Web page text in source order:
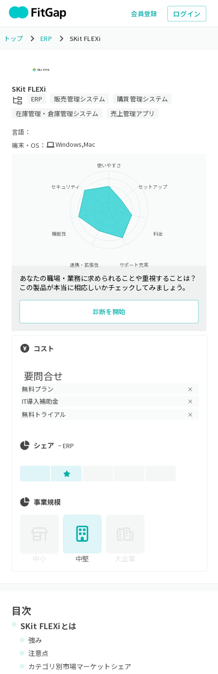
会員登録 ログイン
トップ ERP SKit FLEXi
SKit FLEXi
ERP 販売管理システム
購買管理システム
在庫管理・倉庫管理システム
売上管理アプリ
言語：
端末・OS：
Windows,Mac
使いやすさ
セットアップ
料金
サポート充実
連携・拡張性
機能性
セキュリティ
あなたの職場・業務に求められることや重視することは？
この製品が本当に相応しいかチェックしてみましょう。
診断を開始
コスト
要問合せ
無料プラン ×
IT導入補助金 ×
無料トライアル ×
シェア ~ERP
事業規模
中小 中堅 大企業
目次
SKit FLEXi とは
強み
注意点
カテゴリ別市場マーケットシェア